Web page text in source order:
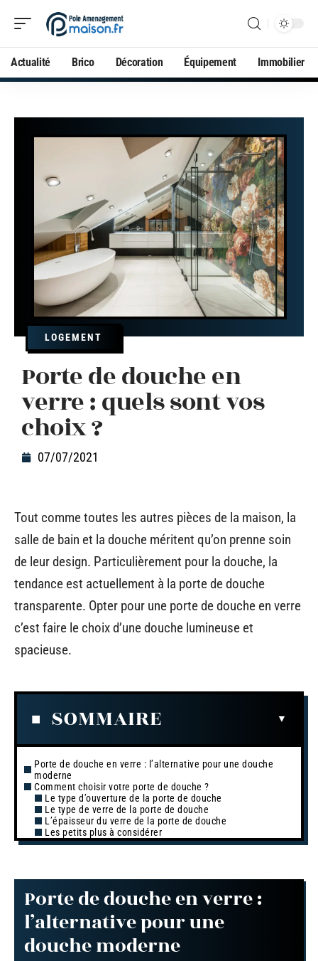
Actualité Brico Décoration Équipement Immobilier
LOGEMENT
Porte de douche en
verre : quels sont vos
choix ?
07/07/2021
Tout comme toutes les autres pièces de la maison, la
salle de bain et la douche méritent qu’on prenne soin
de leur design. Particulièrement pour la douche, la
tendance est actuellement à la porte de douche
transparente. Opter pour une porte de douche en verre
c’est faire le choix d’une douche lumineuse et
spacieuse.
SOMMAIRE
Porte de douche en verre : l’alternative pour une douche
moderne
Comment choisir votre porte de douche ?
Le type d’ouverture de la porte de douche
Le type de verre de la porte de douche
L’épaisseur du verre de la porte de douche
Les petits plus à considérer
Porte de douche en verre :
l’alternative pour une
douche moderne